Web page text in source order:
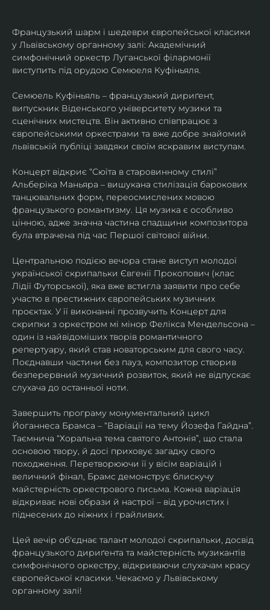
Французький шарм і шедеври європейської класики
у Львівському органному залі: Академічний
симфонічний оркестр Луганської філармонії
виступить під орудою Семюеля Куфіньяля.
Семюель Куфіньяль – французький дириґент,
випускник Віденського університету музики та
сценічних мистецтв. Він активно співпрацює з
європейськими оркестрами та вже добре знайомий
львівській публіці завдяки своїм яскравим виступам.
Концерт відкриє “Сюїта в старовинному стилі”
Альберіка Маньяра – вишукана стилізація барокових
танцювальних форм, переосмислених мовою
французького романтизму. Ця музика є особливо
цінною, адже значна частина спадщини композитора
була втрачена під час Першої світової війни.
Центральною подією вечора стане виступ молодої
української скрипальки Євгенії Прокопович (клас
Лідії Футорської), яка вже встигла заявити про себе
участю в престижних європейських музичних
проєктах. У її виконанні прозвучить Концерт для
скрипки з оркестром мі мінор Фелікса Мендельсона –
один із найвідоміших творів романтичного
репертуару, який став новаторським для свого часу.
Поєднавши частини без пауз, композитор створив
безперервний музичний розвиток, який не відпускає
слухача до останньої ноти.
Завершить програму монументальний цикл
Йоганнеса Брамса – “Варіації на тему Йозефа Гайдна”.
Таємнича “Хоральна тема святого Антонія”, що стала
основою твору, й досі приховує загадку свого
походження. Перетворюючи її у вісім варіацій і
величний фінал, Брамс демонструє блискучу
майстерність оркестрового письма. Кожна варіація
відкриває нові образи й настрої – від урочистих і
піднесених до ніжних і грайливих.
Цей вечір об'єднає талант молодої скрипальки, досвід
французького дириґента та майстерність музикантів
симфонічного оркестру, відкриваючи слухачам красу
європейської класики. Чекаємо у Львівському
органному залі!